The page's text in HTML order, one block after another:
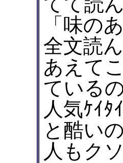
「味の
全文読
あえて
ている
人気ｹｲ
と酷い
人もク